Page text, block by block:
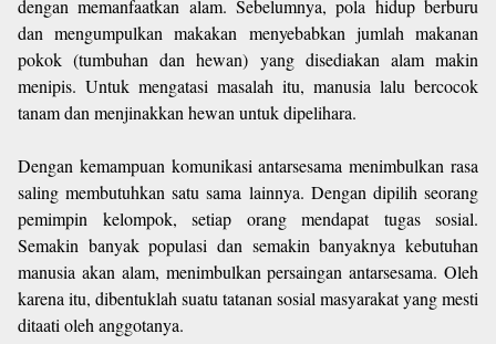
dengan memanfaatkan alam. Sebelumnya, pola hidup berburu
dan mengumpulkan makakan menyebabkan jumlah makanan
pokok (tumbuhan dan hewan) yang disediakan alam makin
menipis. Untuk mengatasi masalah itu, manusia lalu bercocok
tanam dan menjinakkan hewan untuk dipelihara.
Dengan kemampuan komunikasi antarsesama menimbulkan rasa
saling membutuhkan satu sama lainnya. Dengan dipilih seorang
pemimpin kelompok, setiap orang mendapat tugas sosial.
Semakin banyak populasi dan semakin banyaknya kebutuhan
manusia akan alam, menimbulkan persaingan antarsesama. Oleh
karena itu, dibentuklah suatu tatanan sosial masyarakat yang mesti
ditaati oleh anggotanya.